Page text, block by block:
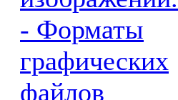
- Форматы
графических
файлов